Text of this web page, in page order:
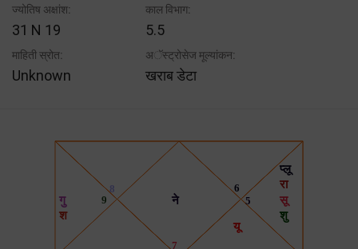
ज्योतिष अक्षांश:
31 N 19
काल विभाग:
5.5
माहिती स्रोत:
Unknown
अॅस्ट्रोसेज मूल्यांकन:
खराब डेटा